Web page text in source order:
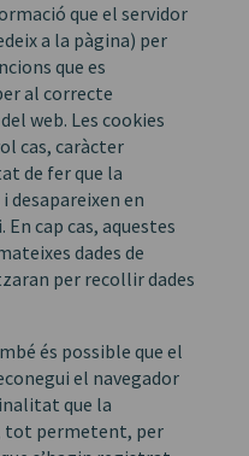
que el servidor
a la pàgina) per
que es
al correcte
web. Les cookies
cas, caràcter
de fer que la
desapareixen en
cap cas, aquestes
dades de
per recollir dades
és possible que el
el navegador
que la
tot permetent, per